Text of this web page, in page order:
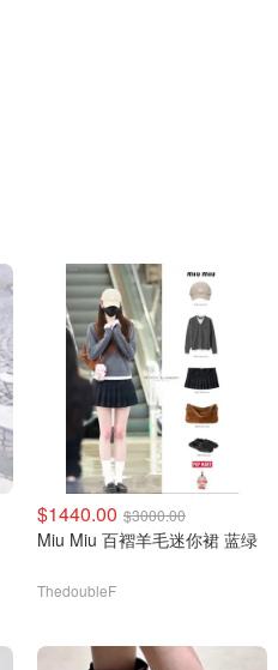
$1440.00 $3000.00
Miu Miu 百褶羊毛迷你裙 蓝绿
ThedoubleF